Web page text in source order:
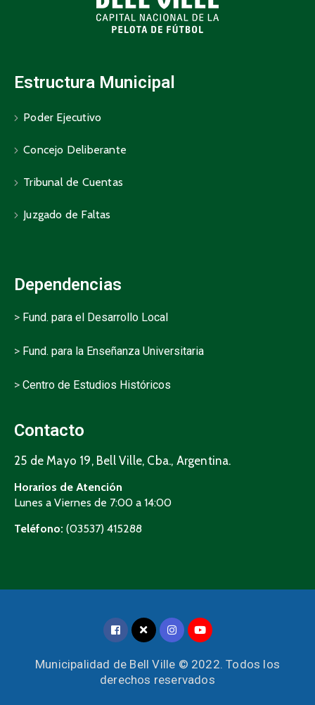
Estructura Municipal
Poder Ejecutivo
Concejo Deliberante
Tribunal de Cuentas
Juzgado de Faltas
Dependencias
> Fund. para el Desarrollo Local
> Fund. para la Enseñanza Universitaria
> Centro de Estudios Históricos
Contacto
25 de Mayo 19, Bell Ville, Cba., Argentina.
Horarios de Atención
Lunes a Viernes de 7:00 a 14:00
Teléfono: (03537) 415288
Municipalidad de Bell Ville © 2022. Todos los
derechos reservados